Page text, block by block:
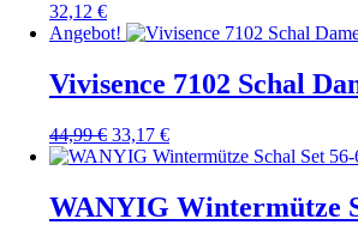
32,12 €
Angebot!
Vivisence 7102 Schal
44,99€ Ursprünglicher
Preis
44,99 €
33,17 €Aktueller
Preis
33,17 €.
WANYIG Wintermütze